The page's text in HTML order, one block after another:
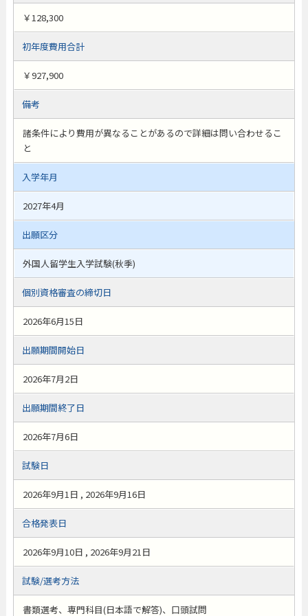
￥128,300
初年度費用合計
￥927,900
備考
諸条件により費用が異なることがあるので詳細は問い合わせるこ
と
入学年月
2027年4月
出願区分
外国人留学生入学試験(秋季)
個別資格審査の締切日
2026年6月15日
出願期間開始日
2026年7月2日
出願期間終了日
2026年7月6日
試験日
2026年9月1日 , 2026年9月16日
合格発表日
2026年9月10日 , 2026年9月21日
試験/選考方法
書類選考、専門科目(日本語で解答)、口頭試問